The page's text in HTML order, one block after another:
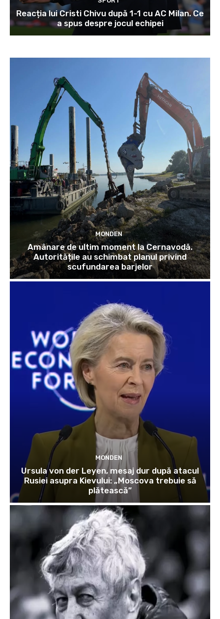
Reacția lui Cristi Chivu după 1-1 cu AC Milan. Ce
a spus despre jocul echipei
MONDEN
Amânare de ultim moment la Cernavodă.
Autoritățile au schimbat planul privind
scufundarea barjelor
MONDEN
Ursula von der Leyen, mesaj dur după atacul
Rusiei asupra Kievului: „Moscova trebuie să
plătească”